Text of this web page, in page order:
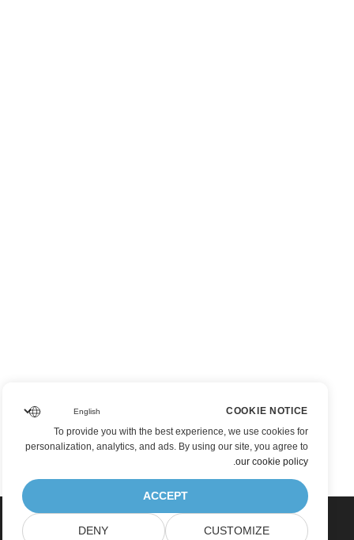
COOKIE NOTICE
To provide you with the best experience, we use cookies for
personalization, analytics, and ads. By using our site, you agree to
our cookie policy
.
ACCEPT
CUSTOMIZE
DENY